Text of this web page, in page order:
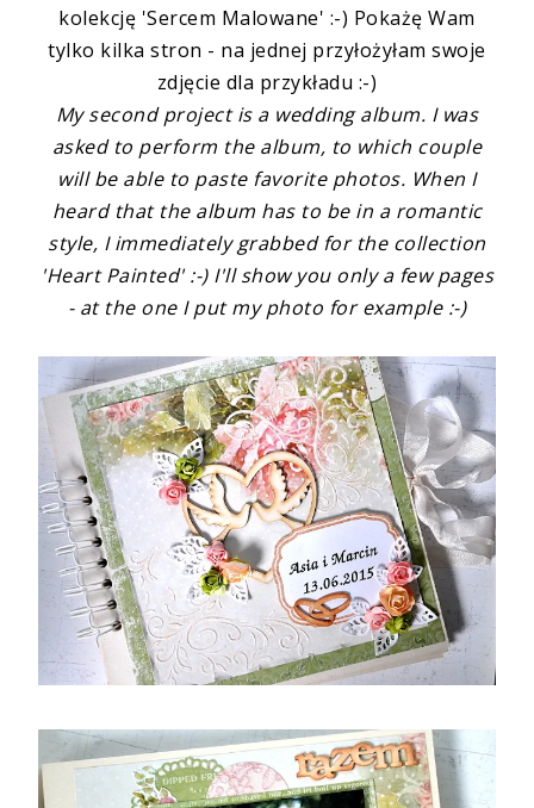
kolekcję 'Sercem Malowane' :-) Pokażę Wam
tylko kilka stron - na jednej przyłożyłam swoje
zdjęcie dla przykładu :-)
My second project is a wedding album. I was
asked to perform the album, to which couple
will be able to paste favorite photos. When I
heard that the album has to be in a romantic
style, I immediately grabbed for the collection
'Heart Painted' :-) I'll show you only a few pages
- at the one I put my photo for example :-)